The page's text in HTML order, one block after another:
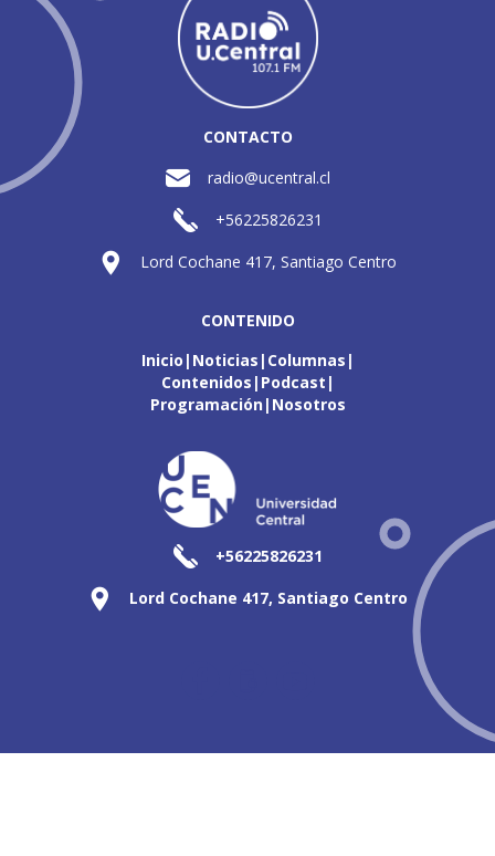
CONTACTO
radio@ucentral.cl
+56225826231
Lord Cochane 417, Santiago Centro
CONTENIDO
Inicio Noticias Columnas
Contenidos Podcast
Programación Nosotros
+56225826231
Lord Cochane 417, Santiago Centro